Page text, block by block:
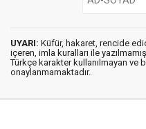
UYARI: Küfür, hakaret, rencide
içeren, imla kuralları ile yazılmamış,
Türkçe karakter kullanılmayan ve
onaylanmamaktadır.